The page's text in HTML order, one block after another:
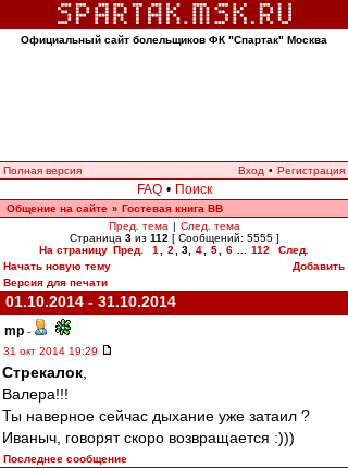
Официальный сайт болельщиков ФК "Спартак" Москва
Полная версия Вход • Регистрация
FAQ • Поиск
Общение на сайте » Гостевая книга ВВ
Пред. тема | След. тема
Страница 3из 112 [ Сообщений: 5555 ]
На страницу Пред. 1 2 3 4 5 6 112
След.
Начать новую тему
Добавить
Версия для печати
01.10.2014 - 31.10.2014
mp -
31 окт 2014 19:29
Стрекалок
Валера!!!
Ты наверное сейчас дыхание уже затаил ?
Иваныч, говорят скоро возвращается :)))
Последнее сообщение